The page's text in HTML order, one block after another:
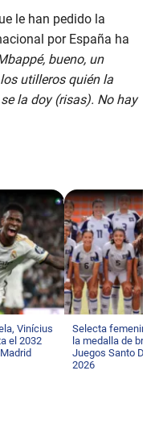
le han pedido la
por España ha
bueno, un
utilleros quién la
la doy (risas). No hay
Vinícius
el 2032
Selecta femenina
la medalla de
Juegos Santo
2026